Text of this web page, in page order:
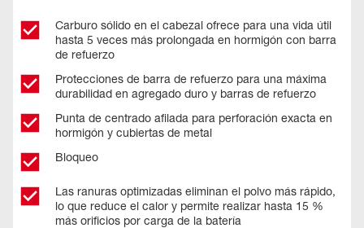
Carburo sólido en el cabezal ofrece para una vida útil
hasta 5 veces más prolongada en hormigón con barra
de refuerzo
Protecciones de barra de refuerzo para una máxima
durabilidad en agregado duro y barras de refuerzo
Punta de centrado afilada para perforación exacta en
hormigón y cubiertas de metal
Bloqueo
Las ranuras optimizadas eliminan el polvo más rápido,
lo que reduce el calor y permite realizar hasta 15 %
más orificios por carga de la batería